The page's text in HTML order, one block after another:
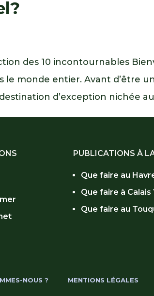
des 10 incontournables
monde entier. Avant d’être
d’exception nichée
PUBLICATIONS À
Que faire au
Que faire à Calais
Que faire au
NOUS ? MENTIONS LÉGALES